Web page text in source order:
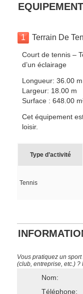
1 Terrain De
Court de tennis –
d’un éclairage
Longueur: 36.00 m
Largeur: 18.00 m
Surface : 648.00
Cet équipement
loisir.
Type d’activité
Tennis
Vous pratiquez un
(club, entreprise, etc.)
Nom:
Téléphone: